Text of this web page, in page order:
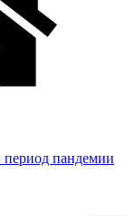
пандемии